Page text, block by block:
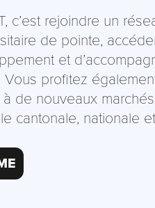
c’est rejoindre un
de pointe,
et
profitez
de nouveaux marchés
cantonale, nationale et